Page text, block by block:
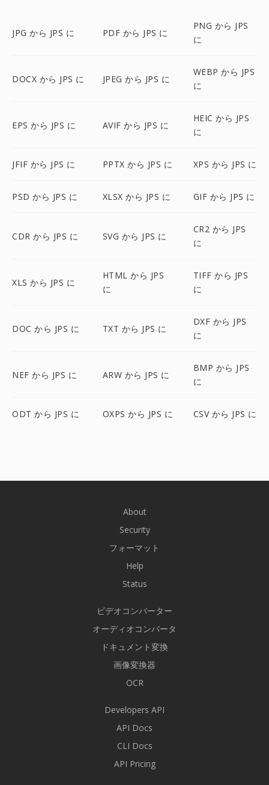
JPG から JPS に PDF から JPS に
PNG から JPS
に
DOCX から JPS に JPEG から JPS に
WEBP から JPS
に
EPS から JPS に AVIF から JPS に
HEIC から JPS
に
JFIF から JPS に PPTX から JPS に XPS から JPS に
PSD から JPS に XLSX から JPS に GIF から JPS に
CDR から JPS に SVG から JPS に
CR2 から JPS
に
XLS から JPS に
HTML から JPS
に
TIFF から JPS
に
DOC から JPS に TXT から JPS に
DXF から JPS
に
NEF から JPS に ARW から JPS に
BMP から JPS
に
ODT から JPS に OXPS から JPS に CSV から JPS に
About
Security
フォーマット
Help
Status
ビデオコンバーター
オーディオコンバータ
ドキュメント変換
画像変換器
OCR
Developers API
API Docs
CLI Docs
API Pricing